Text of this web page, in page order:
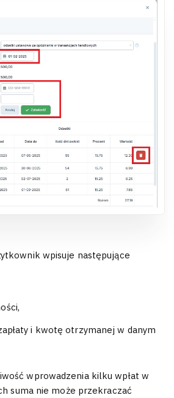
wpisuje następujące
i kwotę otrzymanej w danym
wprowadzenia kilku wpłat w
suma nie może przekraczać